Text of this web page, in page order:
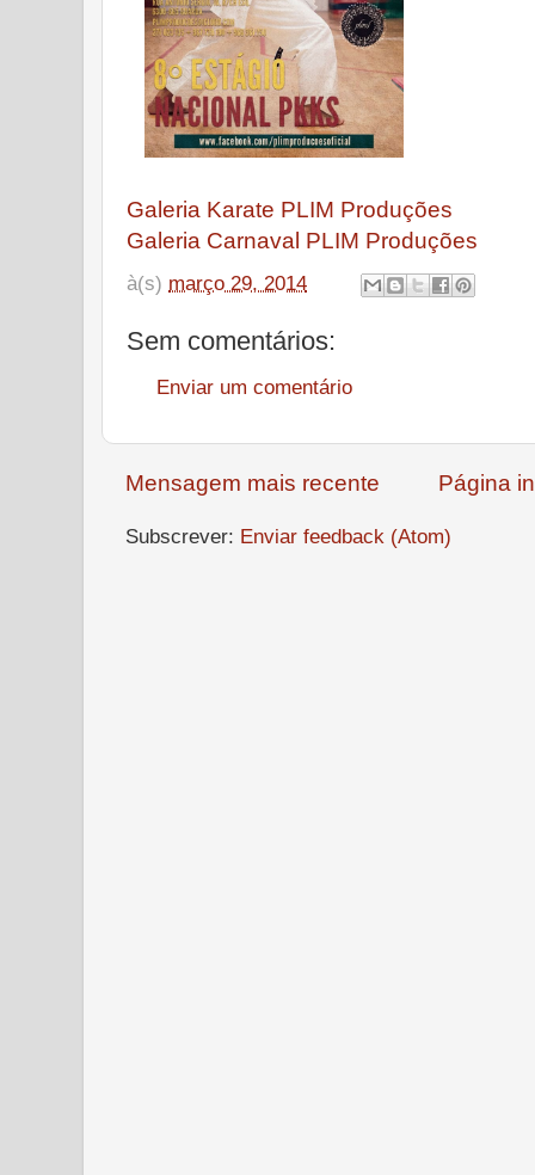
Galeria Karate PLIM Produções
Galeria Carnaval PLIM Produções
à(s) março 29, 2014
Sem comentários:
Enviar um comentário
Mensagem mais recente Página
Subscrever: Enviar feedback (Atom)